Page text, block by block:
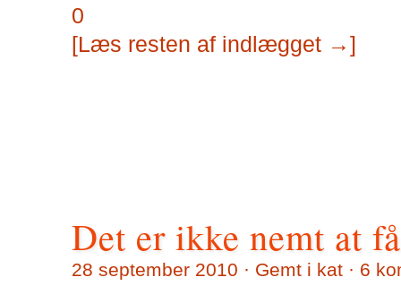
0
[Læs resten af indlægget →]
Det er ikke nemt at
28 september 2010 · Gemt i kat · 6